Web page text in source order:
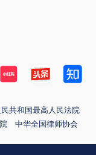
共和国最高人民法院
中华全国律师协会